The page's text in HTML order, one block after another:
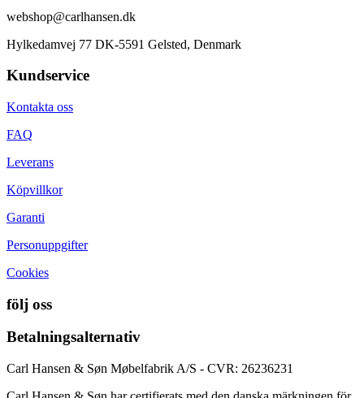
webshop@carlhansen.dk
Hylkedamvej 77 DK-5591 Gelsted, Denmark
Kundservice
Kontakta oss
FAQ
Leverans
Köpvillkor
Garanti
Personuppgifter
Cookies
följ oss
Betalningsalternativ
Carl Hansen & Søn Møbelfabrik A/S - CVR: 26236231